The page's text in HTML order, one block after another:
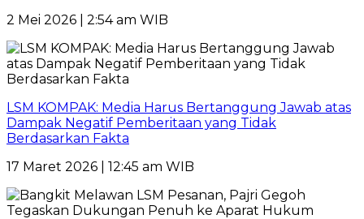
2 Mei 2026 | 2:54 am WIB
LSM KOMPAK: Media Harus Bertanggung Jawab atas
Dampak Negatif Pemberitaan yang Tidak
Berdasarkan Fakta
17 Maret 2026 | 12:45 am WIB